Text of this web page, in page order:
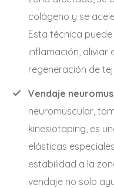
colágeno y se
Esta técnica
inflamación, aliviar
regeneración de
Vendaje
neuromuscular,
kinesiotaping, es
elásticas
estabilidad a la
vendaje no solo